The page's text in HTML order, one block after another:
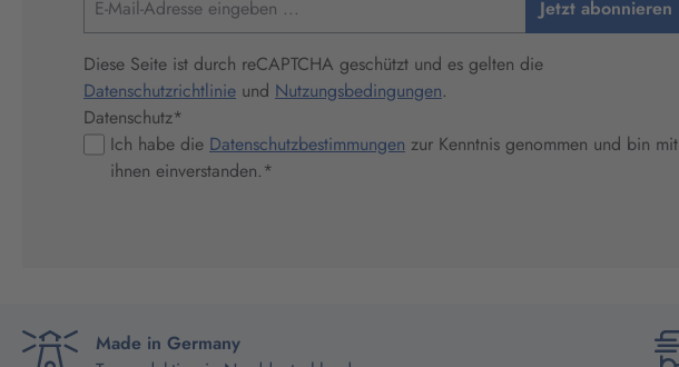
Jetzt abonnieren
Diese Seite ist durch reCAPTCHA geschützt und es gelten die
Datenschutzrichtlinie und Nutzungsbedingungen.
Datenschutz*
Ich habe die Datenschutzbestimmungen zur Kenntnis genommen und bin mit
ihnen einverstanden.*
Made in Germany